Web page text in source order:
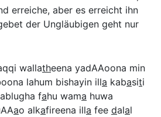
erreiche, aber es erreicht ihn
der Ungläubigen geht nur
wallatheena yadAAoona min
lahum bishayin illa kabasiti
fahu wama huwa
ao alkafireena illa fee dalal